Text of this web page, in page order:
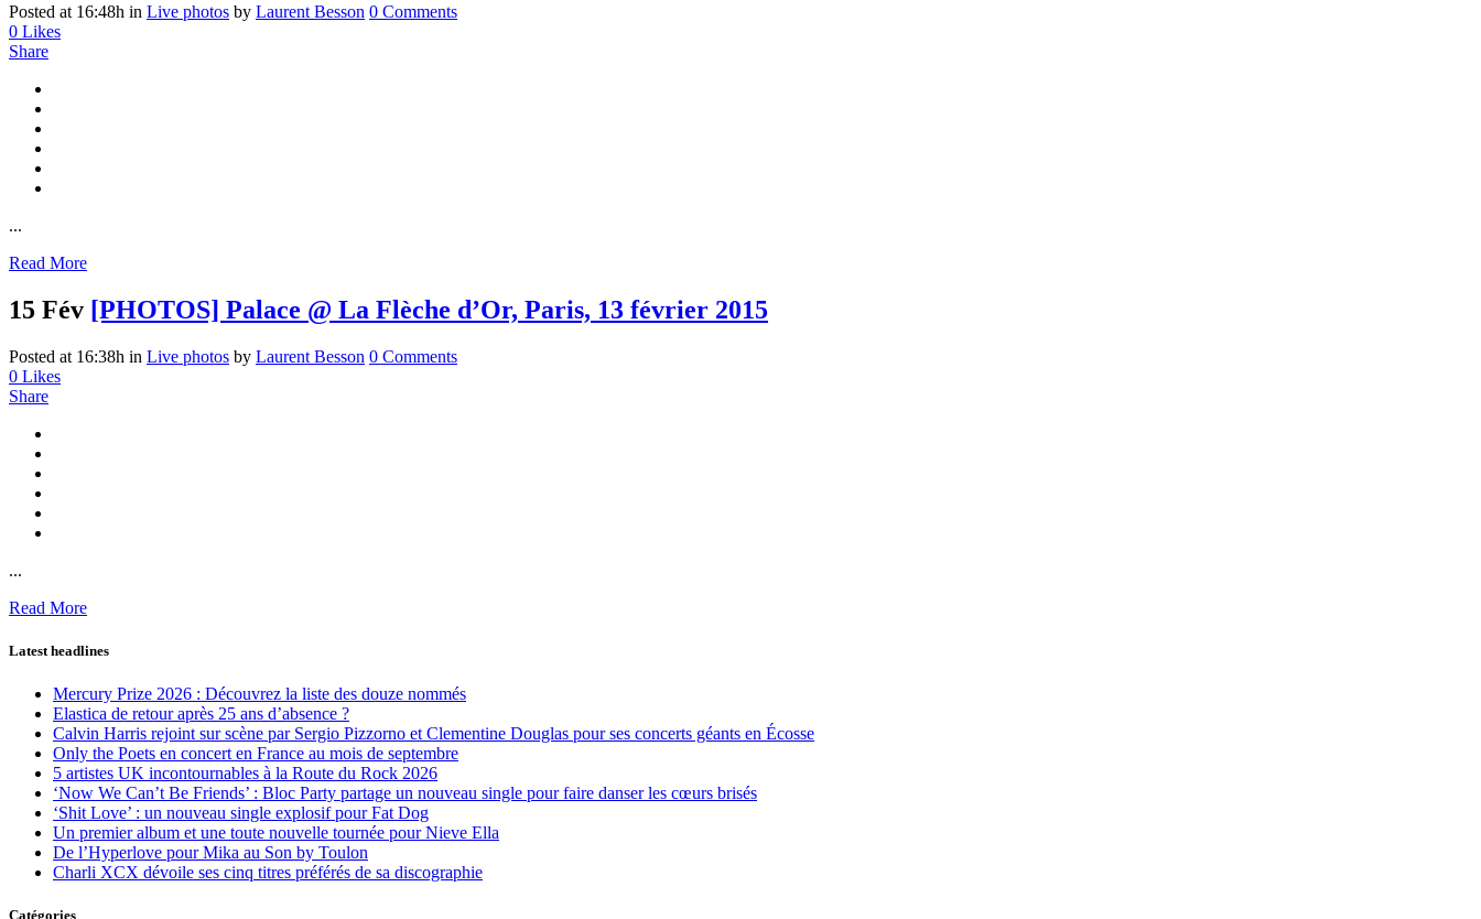
Posted at 16:48h in Live photos by Laurent Besson 0 Comments
0 Likes
Share
...
Read More
15 Fév [PHOTOS] Palace @ La Flèche d’Or, Paris, 13 février 2015
Posted at 16:38h in Live photos by Laurent Besson 0 Comments
0 Likes
Share
...
Read More
Latest headlines
Mercury Prize 2026 : Découvrez la liste des douze nommés
Elastica de retour après 25 ans d’absence ?
Calvin Harris rejoint sur scène par Sergio Pizzorno et Clementine Douglas pour ses concerts géants en Écosse
Only the Poets en concert en France au mois de septembre
5 artistes UK incontournables à la Route du Rock 2026
‘Now We Can’t Be Friends’ : Bloc Party partage un nouveau single pour faire danser les cœurs brisés
‘Shit Love’ : un nouveau single explosif pour Fat Dog
Un premier album et une toute nouvelle tournée pour Nieve Ella
De l’Hyperlove pour Mika au Son by Toulon
Charli XCX dévoile ses cinq titres préférés de sa discographie
Catégories